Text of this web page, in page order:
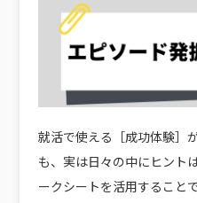
就活で使える［成功体験］
も、実は日々の中にヒント
ークシートを活用すること